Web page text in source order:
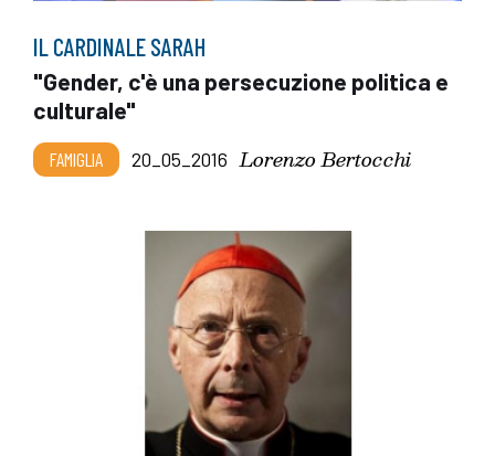
IL CARDINALE SARAH
"Gender, c'è una persecuzione politica e
culturale"
FAMIGLIA 20_05_2016 Lorenzo Bertocchi